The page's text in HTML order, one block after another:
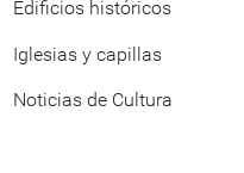
Edificios históricos
Iglesias y capillas
Noticias de Cultura